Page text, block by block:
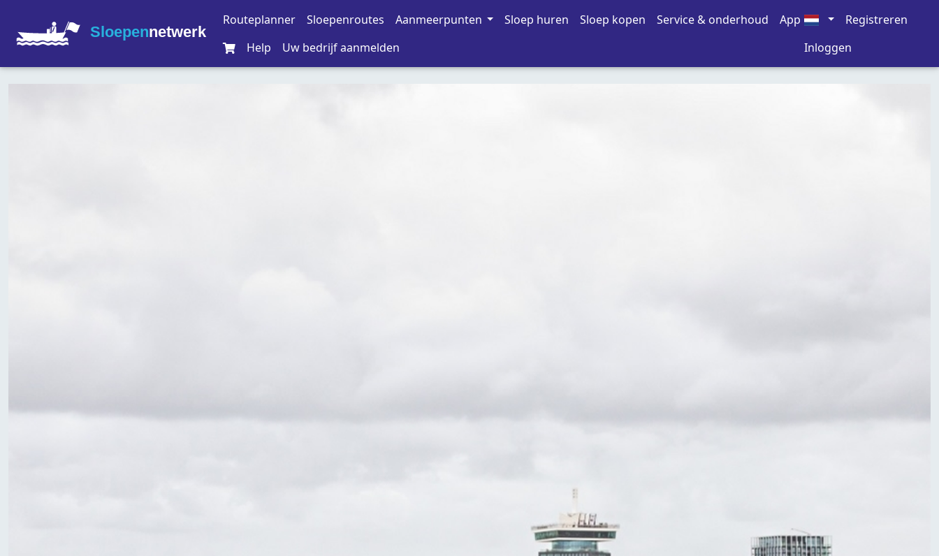
Sloepennetwerk
Routeplanner Sloepenroutes Aanmeerpunten Sloep huren Sloep kopen Service & onderhoud
App
Help
Uw bedrijf aanmelden
Registreren
Inloggen